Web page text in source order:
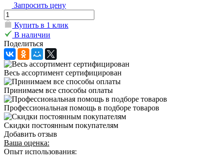
Запросить цену
Купить в 1 клик
В наличии
Поделиться
Весь ассортимент сертифицирован
Принимаем все способы оплаты
Профессиональная помощь в подборе товаров
Скидки постоянным покупателям
Добавить отзыв
Ваша оценка:
Опыт использования: